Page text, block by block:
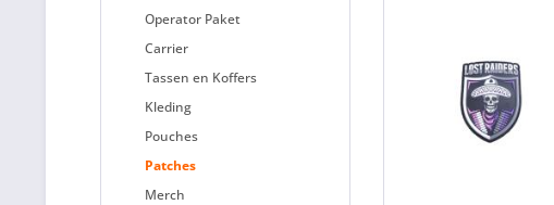
Operator Paket
Carrier
Tassen en Koffers
Kleding
Pouches
Patches
Merch